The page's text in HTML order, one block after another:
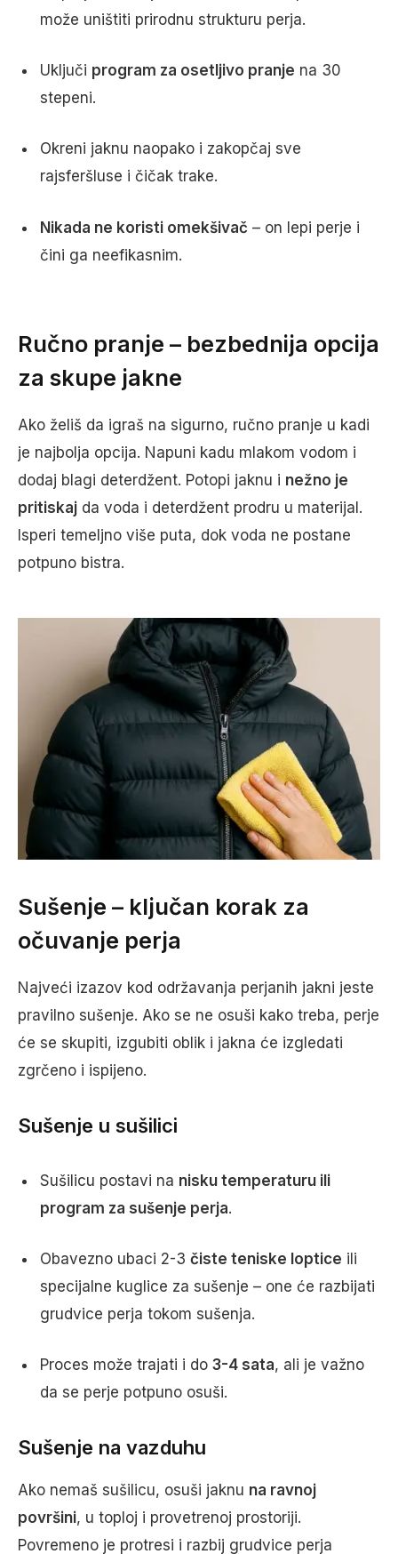
može uništiti prirodnu strukturu perja.
Uključi program za osetljivo pranje na 30
stepeni.
Okreni jaknu naopako i zakopčaj sve
rajsferšluse i čičak trake.
Nikada ne koristi omekšivač – on lepi perje i
čini ga neefikasnim.
Ručno pranje – bezbednija opcija
za skupe jakne
Ako želiš da igraš na sigurno, ručno pranje u kadi
je najbolja opcija. Napuni kadu mlakom vodom i
dodaj blagi deterdžent. Potopi jaknu i nežno je
pritiskaj da voda i deterdžent prodru u materijal.
Isperi temeljno više puta, dok voda ne postane
potpuno bistra.
Sušenje – ključan korak za
očuvanje perja
Najveći izazov kod održavanja perjanih jakni jeste
pravilno sušenje. Ako se ne osuši kako treba, perje
će se skupiti, izgubiti oblik i jakna će izgledati
zgrčeno i ispijeno.
Sušenje u sušilici
Sušilicu postavi na nisku temperaturu ili
program za sušenje perja.
Obavezno ubaci 2-3 čiste teniske loptice ili
specijalne kuglice za sušenje – one će razbijati
grudvice perja tokom sušenja.
Proces može trajati i do 3-4 sata, ali je važno
da se perje potpuno osuši.
Sušenje na vazduhu
Ako nemaš sušilicu, osuši jaknu na ravnoj
površini, u toploj i provetrenoj prostoriji.
Povremeno je protresi i razbij grudvice perja